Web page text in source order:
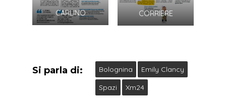
CARLINO CORRIERE
Si parla di: Bolognina
Emily Clancy
Spazi
Xm24